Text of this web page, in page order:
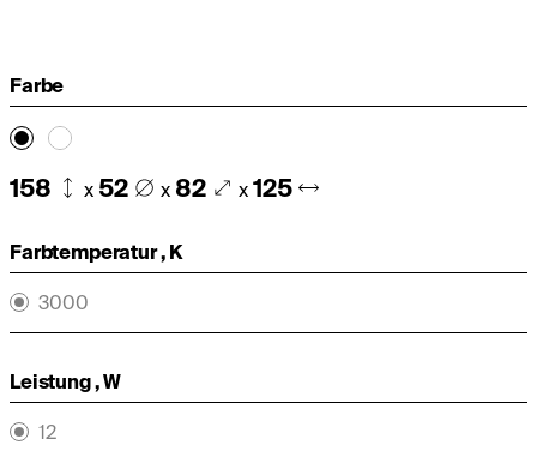
Farbe
158 x 52 x 82 x125
Farbtemperatur , K
3000
Leistung , W
12